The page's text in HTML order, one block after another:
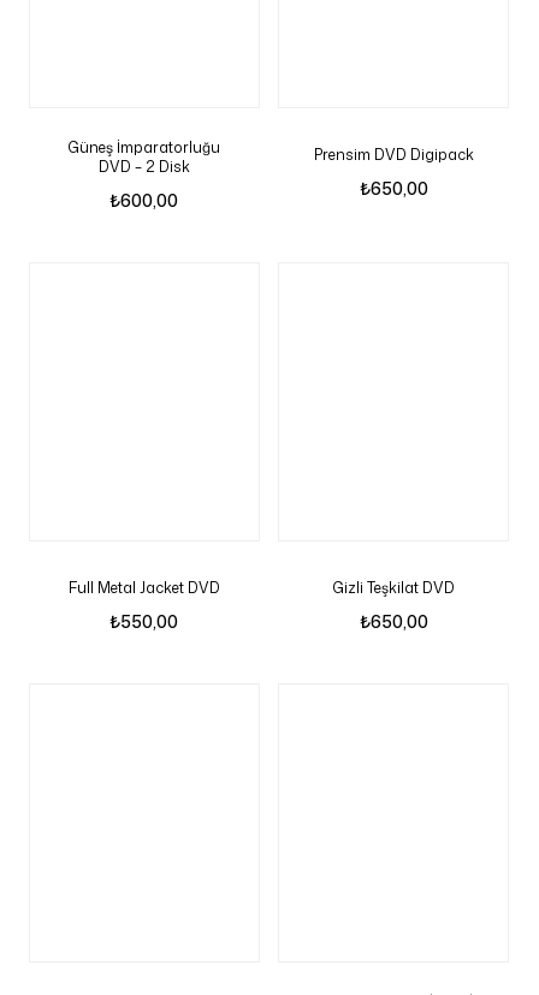
Güneş İmparatorluğu
DVD – 2 Disk
₺600,00
Prensim DVD Digipack
₺650,00
Full Metal Jacket DVD
₺550,00
Gizli Teşkilat DVD
₺650,00